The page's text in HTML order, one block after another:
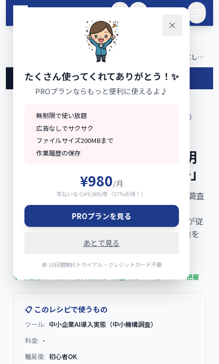
メインコンテンツへスキップ
中小企業のAI導入率20.4%——中小機構2026年調査が明らかにした
「今どこにいるか」 | AI活用レシピ
🤖AI活用レシピに戻る
ガイド 初心者OK 中小企業AI導入実態（中小機構調査）
中小企業のAI導入率20.4%
——中小機構2026年調査が明
らかにした「今どこにいるか」
中小機構が全国10,000社を対象に実施した実態調査
を読み解きます。導入済み82.6%が生成AI活用、
87%が効率化目的、AI導入の付加価値創出効果が従
来ITの3倍。データから見える中小企業の現在地を
2026-07-25⏱7分
💡 時短効果:
AI導入の方向性検討・調査時間 → 30分でデータ把握
📋 このレシピで使うもの
ツール: 中小企業AI導入実態（中小機構調査）
料金: -
難易度: 初心者OK
たくさん使ってくれてありがとう！✨
PROプランならもっと便利に使えるよ♪
無制限で使い放題
広告なしでサクサク
ファイルサイズ200MBまで
作業履歴の保存
¥980/月
年払いなら¥9,800/年（17%お得！）
PROプランを見る
あとで見る
🎁 10日間無料トライアル・クレジットカード不要